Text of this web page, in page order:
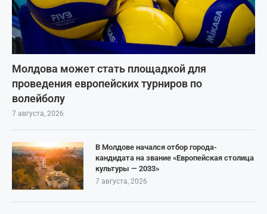
Молдова может стать площадкой для
проведения европейских турниров по
волейболу
7 августа, 2026
В Молдове начался отбор города-
кандидата на звание «Европейская столица
культуры — 2033»
7 августа, 2026